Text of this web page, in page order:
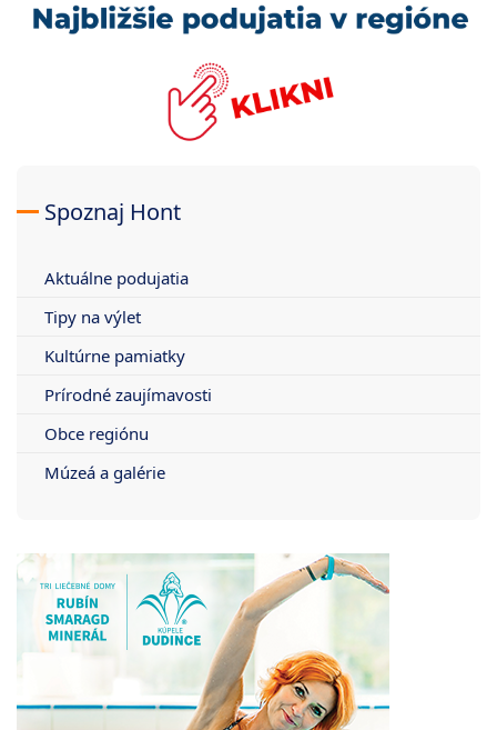
Spoznaj Hont
Aktuálne podujatia
Tipy na výlet
Kultúrne pamiatky
Prírodné zaujímavosti
Obce regiónu
Múzeá a galérie